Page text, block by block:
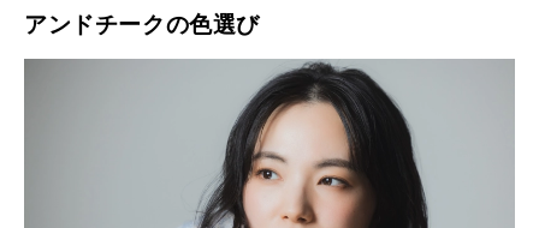
アンドチークの色選び